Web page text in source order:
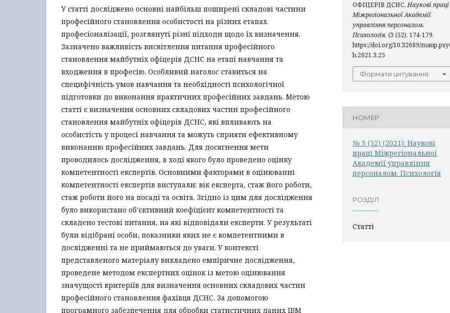
У статті досліджено основні найбільш поширені складові частини
професійного становлення особистості на різних етапах
професіоналізації, розглянуті різні підходи щодо їх визначення.
Зазначено важливість висвітлення питання професійного
становлення майбутніх офіцерів ДСНС на етапі навчання та
входження в професію. Особливий наголос ставиться на
специфічність умов навчання та необхідності психологічної
підготовки до виконання практичних професійних завдань. Метою
статті є визначення основних складових частин професійного
становлення майбутніх офіцерів ДСНС, які впливають на
особистість у процесі навчання та можуть сприяти ефективному
виконанню професійних завдань. Для досягнення мети
проводилось дослідження, в ході якого було проведено оцінку
компетентності експертів. Основними факторами в оцінюванні
компетентності експертів виступали: вік експерта, стаж його роботи,
стаж роботи його на посаді та освіта. Згідно із цим для дослідження
було використано об’єктивний коефіцієнт компетентності та
складено тестові питання, на які відповідали експерти. У результаті
були відібрані особи, показники яких не є компетентними в
дослідженні та не приймаються до уваги. У контексті
представленого матеріалу викладено емпіричне дослідження,
проведене методом експертних оцінок із метою оцінювання
значущості критеріїв для визначення основних складових частин
професійного становлення фахівця ДСНС. За допомогою
програмного забезпечення для обробки статистичних даних IBM
ОФІЦЕРІВ ДСНС. Наукові праці
Міжрегіональної Академії
управління персоналом.
Психологія, (3 (52), 174-179.
https://doi.org/10.32689/
h.2021.3.25
Формати цитування
НОМЕР
№ 3 (52) (2021): Наукові
праці Міжрегіональної
Академії управління
персоналом. Психологія
РОЗДІЛ
Статті